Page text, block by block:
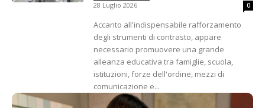
28 Luglio 2026
0
Accanto all'indispensabile rafforzamento
degli strumenti di contrasto, appare
necessario promuovere una grande
alleanza educativa tra famiglie, scuola,
istituzioni, forze dell'ordine, mezzi di
comunicazione e...